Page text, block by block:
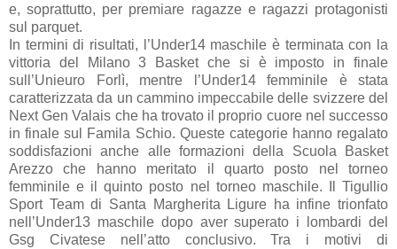
e, soprattutto, per premiare ragazze e ragazzi protagonisti
sul parquet.
In termini di risultati, l’Under14 maschile è terminata con la
vittoria del Milano 3 Basket che si è imposto in finale
sull’Unieuro Forlì, mentre l’Under14 femminile è stata
caratterizzata da un cammino impeccabile delle svizzere del
Next Gen Valais che ha trovato il proprio cuore nel successo
in finale sul Famila Schio. Queste categorie hanno regalato
soddisfazioni anche alle formazioni della Scuola Basket
Arezzo che hanno meritato il quarto posto nel torneo
femminile e il quinto posto nel torneo maschile. Il Tigullio
Sport Team di Santa Margherita Ligure ha infine trionfato
nell’Under13 maschile dopo aver superato i lombardi del
Gsg Civatese nell’atto conclusivo. Tra i motivi di